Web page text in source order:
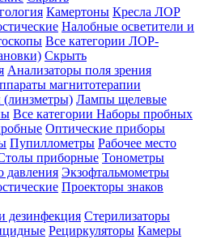
Камертоны Кресла ЛОР
Налобные осветители и
Все категории ЛОР-
Скрыть
Анализаторы поля зрения
магнитотерапии
Лампы щелевые
Все категории Наборы пробных
Оптические приборы
Пупиллометры Рабочее место
приборные Тонометры
давления Экзофтальмометры
Проекторы знаков
дезинфекция Стерилизаторы
Рециркуляторы Камеры